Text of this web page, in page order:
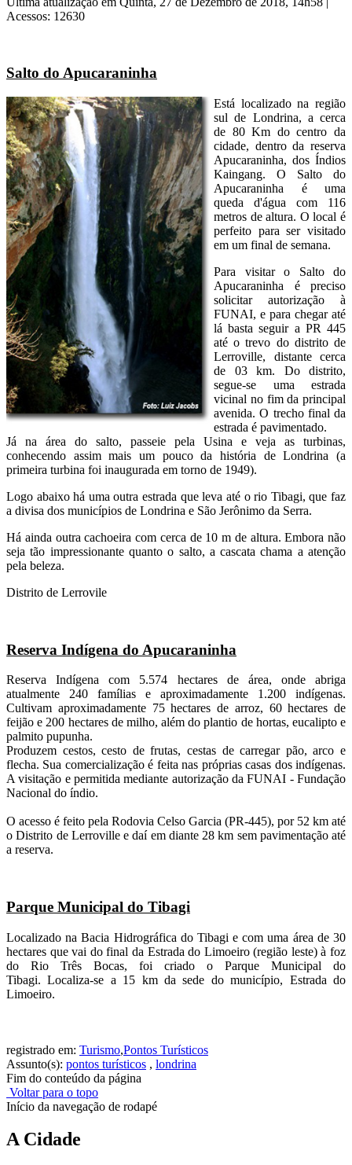
Acessos: 12630
Salto do Apucaraninha
Está localizado na região
sul de Londrina, a cerca
de 80 Km do centro da
cidade, dentro da reserva
Apucaraninha, dos Índios
Kaingang. O Salto do
Apucaraninha é uma
queda d'água com 116
metros de altura. O local é
perfeito para ser visitado
em um final de semana.
Para visitar o Salto do
Apucaraninha é preciso
solicitar autorização à
FUNAI, e para chegar até
lá basta seguir a PR 445
até o trevo do distrito de
Lerroville, distante cerca
de 03 km. Do distrito,
segue-se uma estrada
vicinal no fim da principal
avenida. O trecho final da
estrada é pavimentado.
Já na área do salto, passeie pela Usina e veja as turbinas,
conhecendo assim mais um pouco da história de Londrina (a
primeira turbina foi inaugurada em torno de 1949).
Logo abaixo há uma outra estrada que leva até o rio Tibagi, que faz
a divisa dos municípios de Londrina e São Jerônimo da Serra.
Há ainda outra cachoeira com cerca de 10 m de altura. Embora não
seja tão impressionante quanto o salto, a cascata chama a atenção
pela beleza.
Distrito de Lerrovile
Reserva Indígena do Apucaraninha
Reserva Indígena com 5.574 hectares de área, onde abriga
atualmente 240 famílias e aproximadamente 1.200 indígenas.
Cultivam aproximadamente 75 hectares de arroz, 60 hectares de
feijão e 200 hectares de milho, além do plantio de hortas, eucalipto e
palmito pupunha.
Produzem cestos, cesto de frutas, cestas de carregar pão, arco e
flecha. Sua comercialização é feita nas próprias casas dos indígenas.
A visitação e permitida mediante autorização da FUNAI - Fundação
Nacional do índio.
O acesso é feito pela Rodovia Celso Garcia (PR-445), por 52 km até
o Distrito de Lerroville e daí em diante 28 km sem pavimentação até
a reserva.
Parque Municipal do Tibagi
Localizado na Bacia Hidrográfica do Tibagi e com uma área de 30
hectares que vai do final da Estrada do Limoeiro (região leste) à foz
do Rio Três Bocas, foi criado o Parque Municipal do
Tibagi. Localiza-se a 15 km da sede do município, Estrada do
Limoeiro.
registrado em: Turismo,Pontos Turísticos
Assunto(s): pontos turísticos , londrina
Fim do conteúdo da página
Voltar para o topo
Início da navegação de rodapé
A Cidade